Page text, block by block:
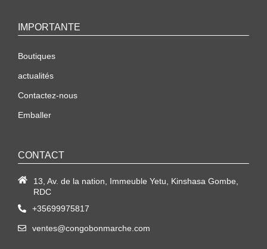
IMPORTANTE
Boutiques
actualités
Contactez-nous
Emballer
CONTACT
13, Av. de la nation, Immeuble Yetu, Kinshasa Gombe,
RDC
+35699975817
ventes@congobonmarche.com